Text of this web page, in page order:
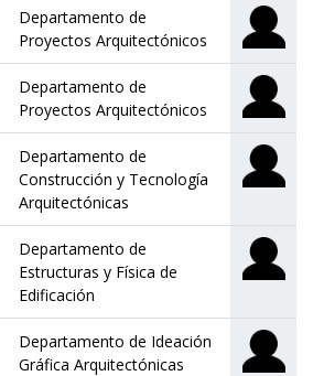
Departamento de
Proyectos Arquitectónicos
Departamento de
Proyectos Arquitectónicos
Departamento de
Construcción y Tecnología
Arquitectónicas
Departamento de
Estructuras y Física de
Edificación
Departamento de Ideación
Gráfica Arquitectónicas